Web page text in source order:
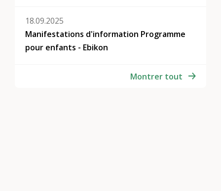
18.09.2025
Manifestations d'information Programme
pour enfants - Ebikon
Montrer tout